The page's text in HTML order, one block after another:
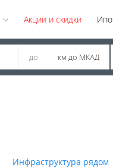
Акции и скидки
км до МКАД
Инфраструктура рядом